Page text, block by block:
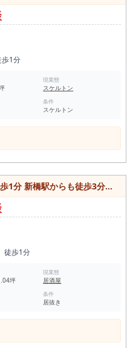
歩1分
現業態
スケルトン
条件
スケルトン
3分の駅近好立地！造作譲渡応相談、居酒屋居抜き物件
徒歩1分
坪
現業態
居酒屋
条件
居抜き